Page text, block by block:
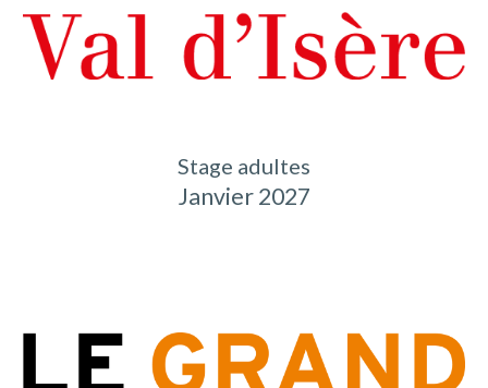
Stage adultes
Janvier 2027